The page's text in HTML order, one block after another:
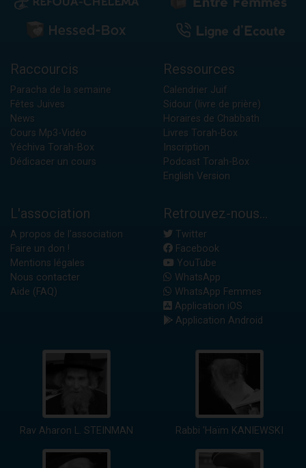
Raccourcis
Paracha de la semaine
Fêtes Juives
News
Cours Mp3-Vidéo
Yéchiva Torah-Box
Dédicacer un cours
Ressources
Calendrier Juif
Sidour (livre de prière)
Horaires de Chabbath
Livres Torah-Box
Inscription
Podcast Torah-Box
English Version
L'association
A propos de l'association
Faire un don !
Mentions légales
Nous contacter
Aide (FAQ)
Retrouvez-nous...
Twitter
Facebook
YouTube
WhatsApp
WhatsApp Femmes
Application iOS
Application Android
Rav Aharon L. STEINMAN Rabbi 'Haïm KANIEWSKI